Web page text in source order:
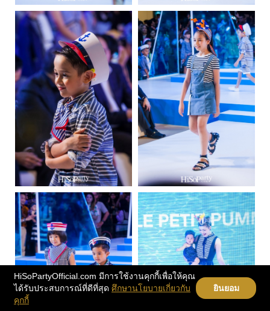
HiSoPartyOfficial.com มีการใช้งานคุกกี้เพื่อให้คุณ
ได้รับประสบการณ์ที่ดีที่สุด ศึกษานโยบายเกี่ยวกับ
คุกกี้
ยินยอม